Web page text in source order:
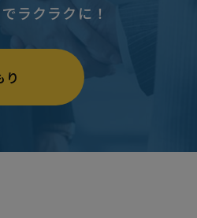
ラクラクに！
り